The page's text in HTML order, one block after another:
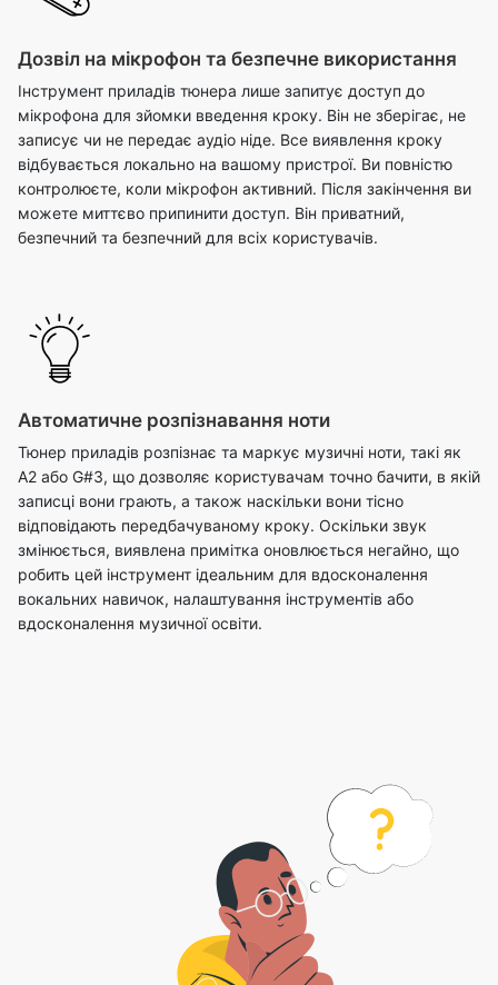
Дозвіл на мікрофон та безпечне використання
Інструмент приладів тюнера лише запитує доступ до
мікрофона для зйомки введення кроку. Він не зберігає, не
записує чи не передає аудіо ніде. Все виявлення кроку
відбувається локально на вашому пристрої. Ви повністю
контролюєте, коли мікрофон активний. Після закінчення ви
можете миттєво припинити доступ. Він приватний,
безпечний та безпечний для всіх користувачів.
Автоматичне розпізнавання ноти
Тюнер приладів розпізнає та маркує музичні ноти, такі як
A2 або G#3, що дозволяє користувачам точно бачити, в якій
записці вони грають, а також наскільки вони тісно
відповідають передбачуваному кроку. Оскільки звук
змінюється, виявлена ​​примітка оновлюється негайно, що
робить цей інструмент ідеальним для вдосконалення
вокальних навичок, налаштування інструментів або
вдосконалення музичної освіти.